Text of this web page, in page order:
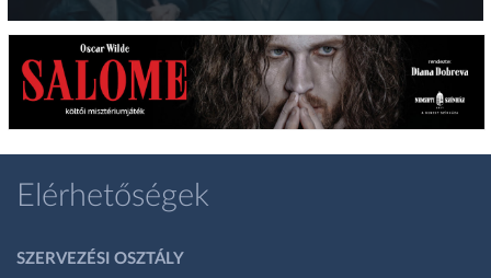
Elérhetőségek
SZERVEZÉSI OSZTÁLY